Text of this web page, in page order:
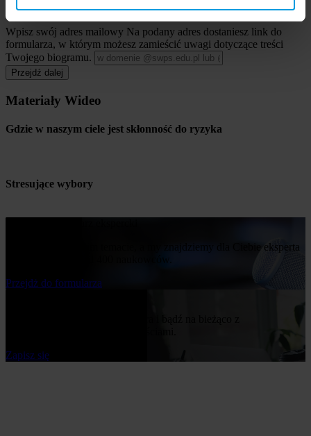
informacji przed podjęciem decyzji
Wpisz swój adres mailowy Na podany adres dostaniesz link do
formularza, w którym możesz zamieścić uwagi dotyczące treści
Twojego biogramu.
Przejdź dalej
Materiały Wideo
Gdzie w naszym ciele jest skłonność do ryzyka
Stresujące wybory
Napisz nam o swoim temacie, a my znajdziemy dla Ciebie eksperta
Przejdż do formularza
Zapisz się